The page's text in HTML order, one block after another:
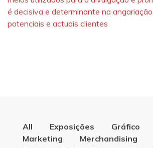
é decisiva e determinante na
potenciais e actuais clientes
All Exposições Gráfico
Marketing
Merchandising